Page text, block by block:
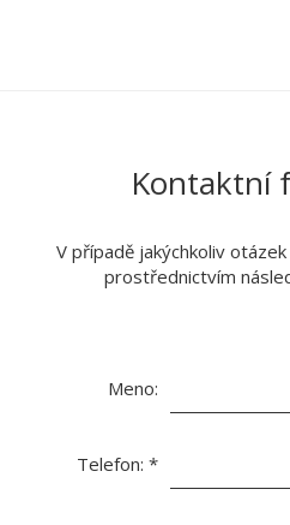
Kontaktní
V případě jakýchkoliv
prostřednictvím
Meno:
Telefon: *